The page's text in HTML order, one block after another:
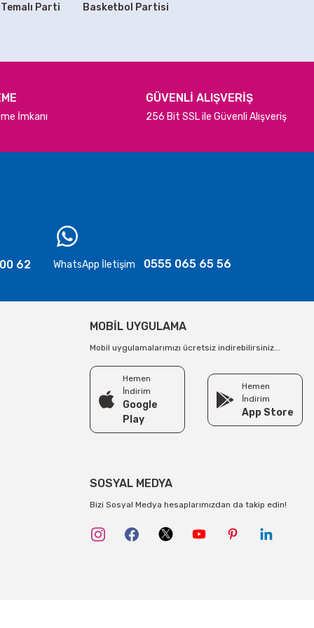
Parti
Basketbol Partisi
İmkanı
GÜVENLİ ALIŞVERİŞ
256 Bit SSL ile Güvenli Alışveriş
62 WhatsApp İletişim 0555 065 65 56
MOBİL UYGULAMA
Mobil uygulamalarımızı ücretsiz indirebilirsiniz...
Hemen
İndirim
Google
Play
Hemen
İndirim
App Store
SOSYAL MEDYA
Bizi Sosyal Medya hesaplarımızdan da takip edin!